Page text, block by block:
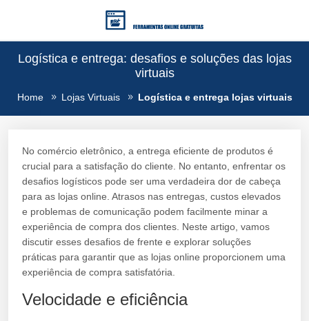
Logística e entrega: desafios e soluções das lojas
virtuais
Home Lojas Virtuais Logística e entrega lojas virtuais
No comércio eletrônico, a entrega eficiente de produtos é
crucial para a satisfação do cliente. No entanto, enfrentar os
desafios logísticos pode ser uma verdadeira dor de cabeça
para as lojas online. Atrasos nas entregas, custos elevados
e problemas de comunicação podem facilmente minar a
experiência de compra dos clientes. Neste artigo, vamos
discutir esses desafios de frente e explorar soluções
práticas para garantir que as lojas online proporcionem uma
experiência de compra satisfatória.
Velocidade e eficiência